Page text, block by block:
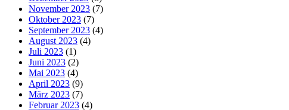
November 2023 (7)
Oktober 2023 (7)
September 2023 (4)
August 2023 (4)
Juli 2023 (1)
Juni 2023 (2)
Mai 2023 (4)
April 2023 (9)
März 2023 (7)
Februar 2023 (4)